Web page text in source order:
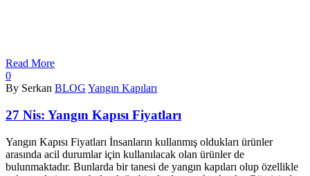
Read More
0
By Serkan BLOG Yangın Kapıları
27 Nis: Yangın Kapısı Fiyatları
Yangın Kapısı Fiyatları İnsanların kullanmış oldukları ürünler
arasında acil durumlar için kullanılacak olan ürünler de
bulunmaktadır. Bunlarda bir tanesi de yangın kapıları olup özellikle